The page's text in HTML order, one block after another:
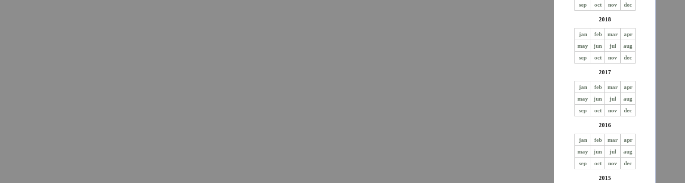
sep
oct nov dec
2018
jan feb mar
apr
may
jun jul
aug
sep
oct nov dec
2017
jan feb mar
apr
may
jun jul
aug
sep
oct nov dec
2016
jan feb mar
apr
may
jun jul
aug
sep
oct nov dec
2015